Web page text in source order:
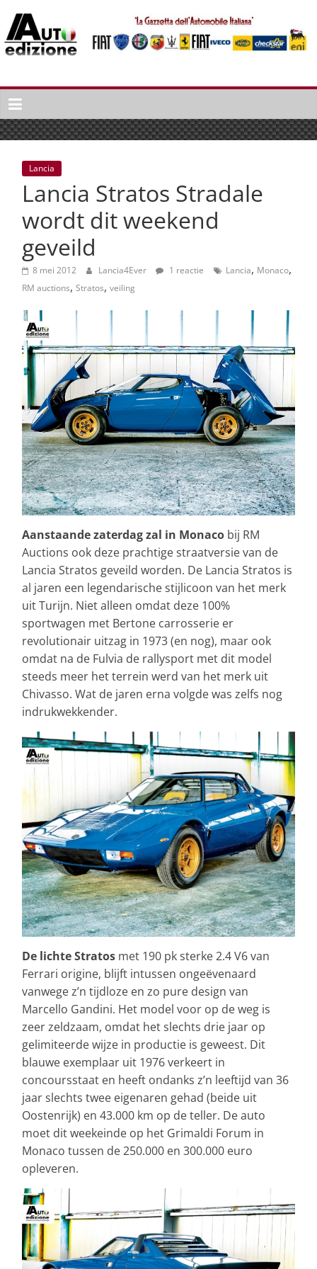
naar
inhoud
Auto
Edizione
La
Gazetta
dell'Automobile
Italiana
autonieuws
lifestyle
Lancia
Lancia Stratos Stradale
wordt dit weekend
geveild
8 mei 2012 Lancia4Ever 1 reactie Lancia, Monaco,
RM auctions, Stratos, veiling
Aanstaande zaterdag zal in Monaco bij RM
Auctions ook deze prachtige straatversie van de
Lancia Stratos geveild worden. De Lancia Stratos is
al jaren een legendarische stijlicoon van het merk
uit Turijn. Niet alleen omdat deze 100%
sportwagen met Bertone carrosserie er
revolutionair uitzag in 1973 (en nog), maar ook
omdat na de Fulvia de rallysport met dit model
steeds meer het terrein werd van het merk uit
Chivasso. Wat de jaren erna volgde was zelfs nog
indrukwekkender.
De lichte Stratos met 190 pk sterke 2.4 V6 van
Ferrari origine, blijft intussen ongeëvenaard
vanwege z’n tijdloze en zo pure design van
Marcello Gandini. Het model voor op de weg is
zeer zeldzaam, omdat het slechts drie jaar op
gelimiteerde wijze in productie is geweest. Dit
blauwe exemplaar uit 1976 verkeert in
concoursstaat en heeft ondanks z’n leeftijd van 36
jaar slechts twee eigenaren gehad (beide uit
Oostenrijk) en 43.000 km op de teller. De auto
moet dit weekeinde op het Grimaldi Forum in
Monaco tussen de 250.000 en 300.000 euro
opleveren.